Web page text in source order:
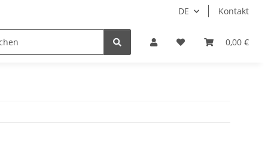
DE Kontakt
0,00 €